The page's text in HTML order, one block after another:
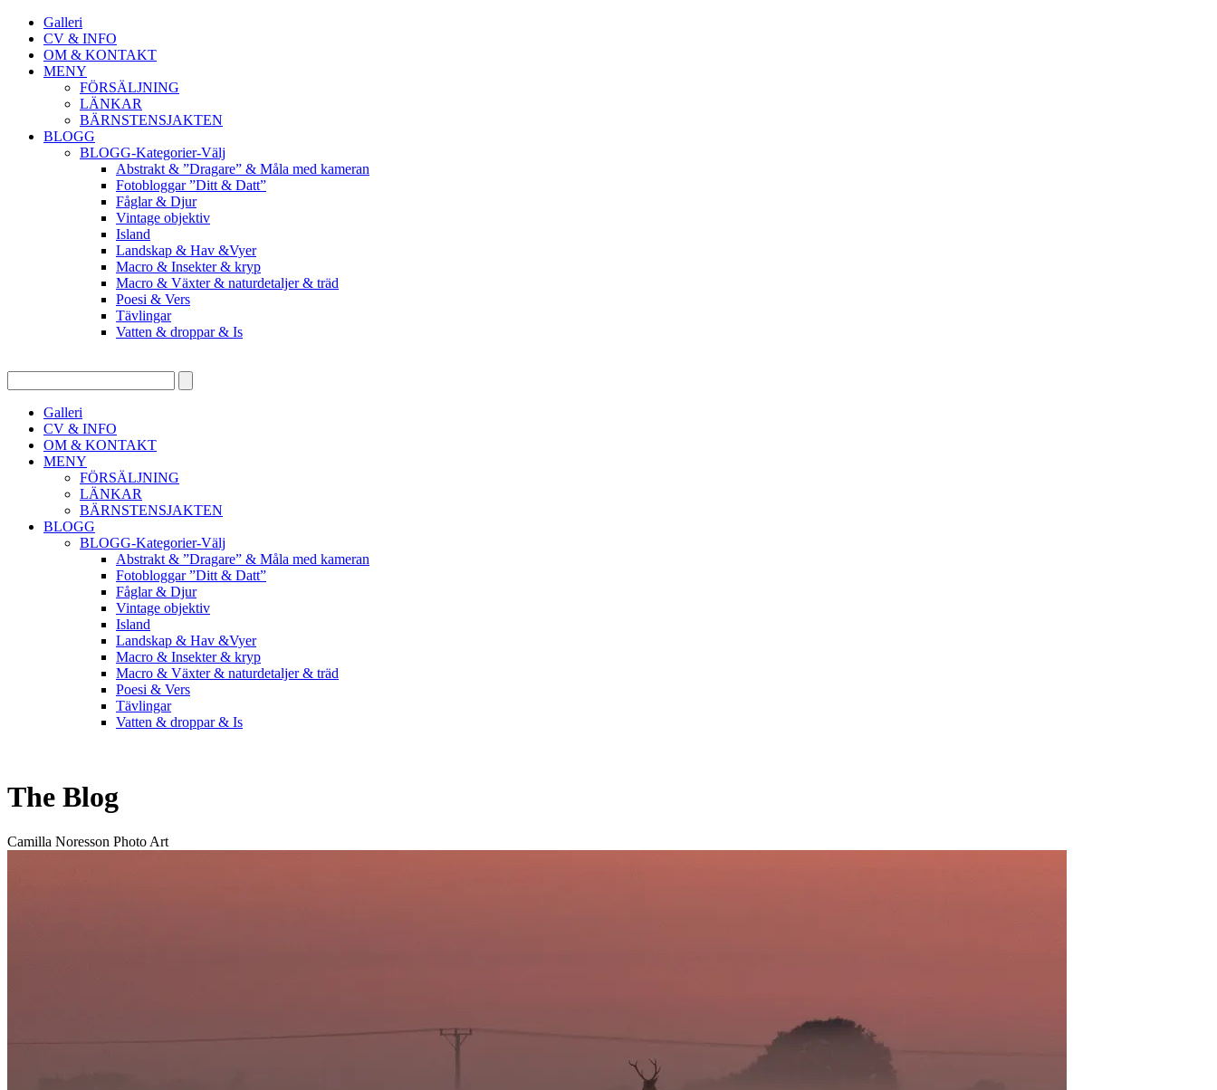
Galleri
CV & INFO
OM & KONTAKT
MENY
FÖRSÄLJNING
LÄNKAR
BÄRNSTENSJAKTEN
BLOGG
BLOGG-Kategorier-Välj
Abstrakt & ”Dragare” & Måla med kameran
Fotobloggar ”Ditt & Datt”
Fåglar & Djur
Vintage objektiv
Island
Landskap & Hav &Vyer
Macro & Insekter & kryp
Macro & Växter & naturdetaljer & träd
Poesi & Vers
Tävlingar
Vatten & droppar & Is
Galleri
CV & INFO
OM & KONTAKT
MENY
FÖRSÄLJNING
LÄNKAR
BÄRNSTENSJAKTEN
BLOGG
BLOGG-Kategorier-Välj
Abstrakt & ”Dragare” & Måla med kameran
Fotobloggar ”Ditt & Datt”
Fåglar & Djur
Vintage objektiv
Island
Landskap & Hav &Vyer
Macro & Insekter & kryp
Macro & Växter & naturdetaljer & träd
Poesi & Vers
Tävlingar
Vatten & droppar & Is
The Blog
Camilla Noresson Photo Art